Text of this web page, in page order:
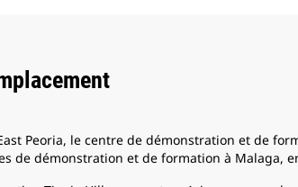
Peoria, le centre de démonstration et de
de démonstration et de formation à Malaga,